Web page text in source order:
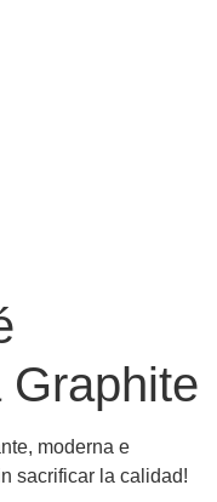
Graphite
moderna e
sacrificar la calidad!